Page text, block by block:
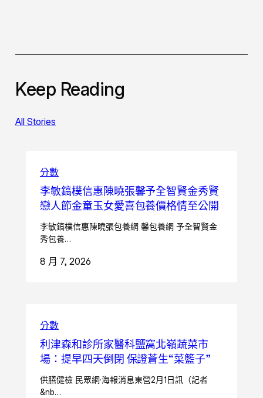
Keep Reading
All Stories
分數
李敏鎬樸信惠陳曉張馨予全智賢金秀賢
戀人節金童玉女愛喜包養價格情至公開
李敏鎬樸信惠陳曉張包養網 馨包養網 予全智賢金
秀包養…
8 月 7, 2026
分數
利津森和診所家醫科鹽窩北嶺蔬菜市
場：提早四天倒閉 保證蒼生“菜籃子”
供膳健檢 民眾網·海報消息東營2月1日訊（記者
&nb…